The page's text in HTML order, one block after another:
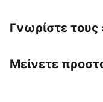
Γνωρίστε
Μείνετε